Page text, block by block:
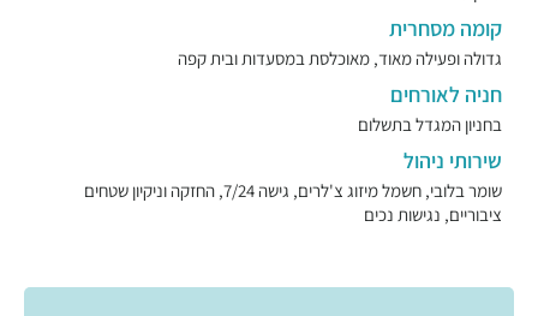
קומה מסחרית
גדולה ופעילה מאוד, מאוכלסת במסעדות ובית קפה
חניה לאורחים
בחניון המגדל בתשלום
שירותי ניהול
שומר בלובי, חשמל מיזוג צ'לרים, גישה 7/24, החזקה וניקיון שטחים
ציבוריים, נגישות נכים